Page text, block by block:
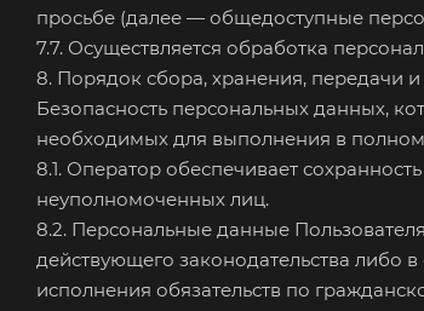
просьбе (далее — общедоступные
7.7. Осуществляется обработка
8. Порядок сбора, хранения, передачи
Безопасность персональных данных,
необходимых для выполнения в
8.1. Оператор обеспечивает
неуполномоченных лиц.
8.2. Персональные данные
действующего законодательства либо
исполнения обязательств по